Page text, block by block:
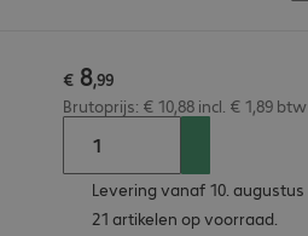
€ 8,99
Brutoprijs: € 10,88 incl. € 1,89 btw
Levering vanaf 10. augustus
21 artikelen op voorraad.